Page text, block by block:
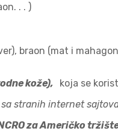
. . )
braon (mat i
kože), koja se
stranih internet
za Američko